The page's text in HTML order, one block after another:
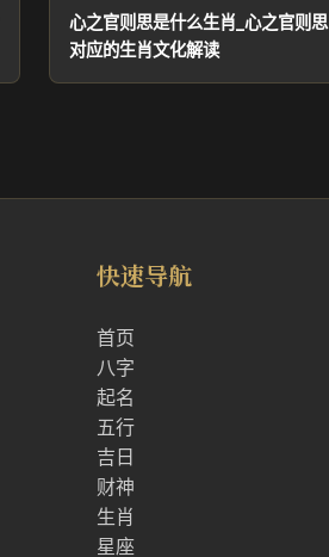
心之官则思是什么生肖_心之官则思
对应的生肖文化解读
快速导航
首页
八字
起名
五行
吉日
财神
生肖
星座